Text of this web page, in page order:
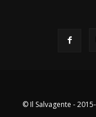
© Il Salvagente -